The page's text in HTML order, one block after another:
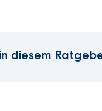
diesem